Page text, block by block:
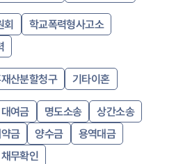
회
학교폭력형사고소
산분할청구
기타이혼
대여금 명도소송
상간소송
금 양수금
용역대금
채무확인